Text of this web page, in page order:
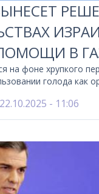
В
на фоне хрупкого
голода как
22.10.2025 - 11:06